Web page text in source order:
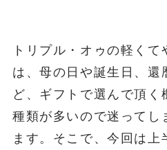
トリプル・オゥの軽く
は、母の日や誕生日、還
ど、ギフトで選んで頂く
種類が多いので迷ってし
ます。そこで、今回は